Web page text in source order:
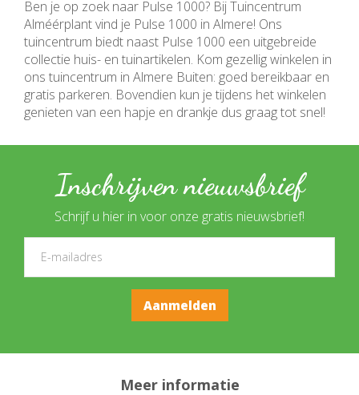
Ben je op zoek naar Pulse 1000? Bij Tuincentrum
Alméérplant vind je Pulse 1000 in Almere! Ons
tuincentrum biedt naast Pulse 1000 een uitgebreide
collectie huis- en tuinartikelen. Kom gezellig winkelen in
ons tuincentrum in Almere Buiten: goed bereikbaar en
gratis parkeren. Bovendien kun je tijdens het winkelen
genieten van een hapje en drankje dus graag tot snel!
Inschrijven nieuwsbrief
Schrijf u hier in voor onze gratis nieuwsbrief!
Meer informatie